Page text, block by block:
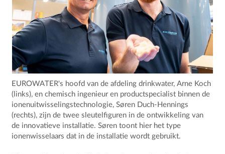
EUROWATER's hoofd van de afdeling drinkwater, Arne Koch
(links), en chemisch ingenieur en productspecialist binnen de
ionenuitwisselingstechnologie, Søren Duch-Hennings
(rechts), zijn de twee sleutelfiguren in de ontwikkeling van
de innovatieve installatie. Søren toont hier het type
ionenwisselaars dat in de installatie wordt gebruikt.